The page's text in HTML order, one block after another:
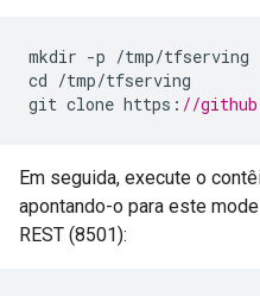
mkdir -p /tmp/tfserving
cd /tmp/tfserving
git clone https : //
Em seguida, execute o
apontando-o para este
REST (8501):